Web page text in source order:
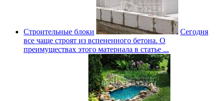
Строительные блоки
Сегодня
все чаще строят из вспененного бетона. О
преимуществах этого материала в статье ...